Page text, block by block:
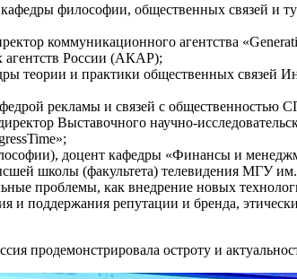
философии, общественных связей и
коммуникационного агентства
России (АКАР);
теории и практики общественных связей
рекламы и связей с общественностью
Выставочного научно-
доцент кафедры «Финансы и
школы (факультета) телевидения МГУ
проблемы, как внедрение новых
и поддержания репутации и бренда,
продемонстрировала остроту и